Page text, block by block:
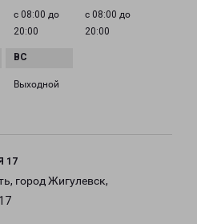
с 08:00 до
20:00
с 08:00 до
20:00
Выходной
17
город Жигулевск,